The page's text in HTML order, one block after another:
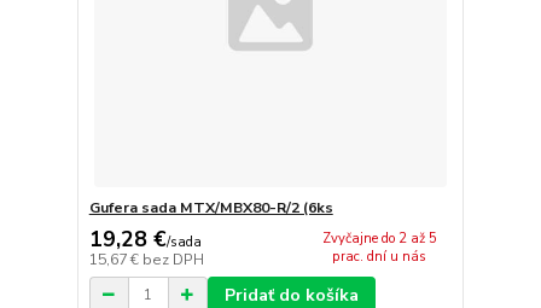
Gufera sada MTX/MBX80-R/2 (6ks
19,28 €/sada
15,67 € bez DPH
Zvyčajne do 2 až 5
prac. dní u nás
Pridať do košíka